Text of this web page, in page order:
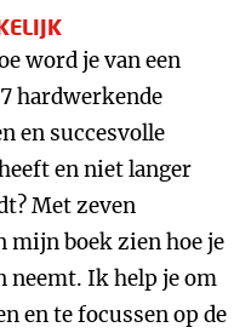
word je van een
hardwerkende
en succesvolle
en niet langer
Met zeven
boek zien hoe je
neemt. Ik help je om
en te focussen op de